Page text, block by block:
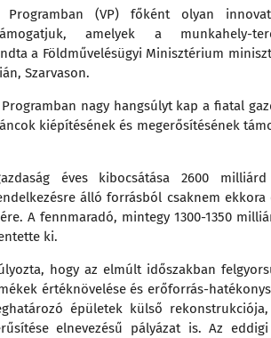
Programban (VP) főként olyan
amelyek a munkahely-
a Földművelésügyi Minisztérium
Szarvason.
nagy hangsúlyt kap a fiatal
kiépítésének és megerősítésének
éves kibocsátása 2600
álló forrásból csaknem
A fennmaradó, mintegy 1300-1350
ki.
hogy az elmúlt időszakban
értéknövelése és erőforrás-
épületek külső
elnevezésű pályázat is. Az